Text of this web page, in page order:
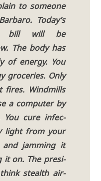
to someone
Today’s
bill will be
The body has
of ener­gy. You
gro­ce­ries. Only
fires. Wind­mills
a com­pu­ter by
You cure infec­
light from your
jamming it
it on. The pre­si­
ste­alth air­